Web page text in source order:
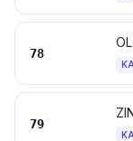
78
79